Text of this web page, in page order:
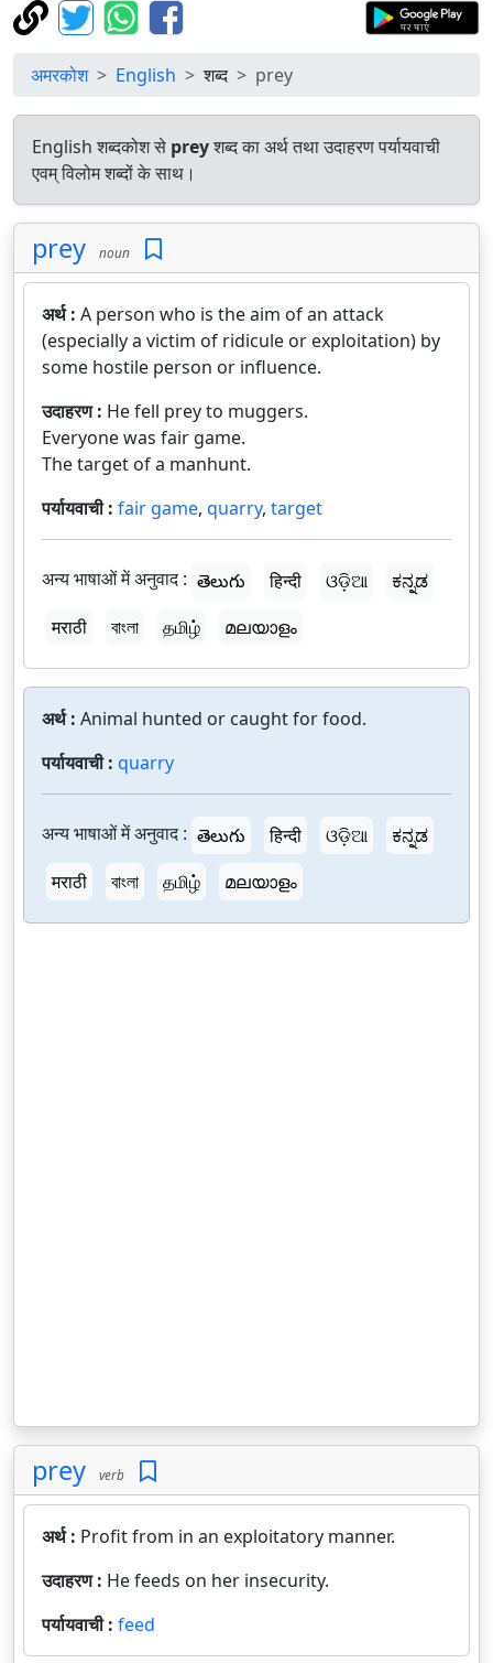
अमरकोश English शब्द prey
English शब्दकोश से preyशब्द का अर्थ तथा उदाहरण पर्यायवाची
एवम् विलोम शब्दों के साथ।
prey noun
अर्थ : A person who is the aim of an attack
(especially a victim of ridicule or exploitation) by
some hostile person or influence.
उदाहरण : He fell prey to muggers.
Everyone was fair game.
The target of a manhunt.
पर्यायवाची : fair game, quarry, target
अन्य भाषाओं में अनुवाद : తెలుగు हिन्दी ଓଡ଼ିଆ
ಕನ್ನಡ
मराठी
বাংলা தமிழ் മലയാളം
अर्थ : Animal hunted or caught for food.
पर्यायवाची : quarry
अन्य भाषाओं में अनुवाद : తెలుగు हिन्दी ଓଡ଼ିଆ
ಕನ್ನಡ
मराठी
বাংলা தமிழ் മലയാളം
prey verb
अर्थ : Profit from in an exploitatory manner.
उदाहरण : He feeds on her insecurity.
पर्यायवाची : feed